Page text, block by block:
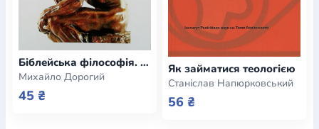
Біблейська філософія. Порівняльний огляд
Михайло Дорогий
45 ₴
Як займатися теологією
Станіслав Напюрковський
56 ₴